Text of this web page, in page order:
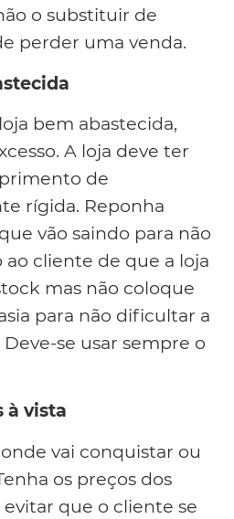
o substituir de
perder uma venda.
bem abastecida,
A loja deve ter
de
rígida. Reponha
vão saindo para não
ao cliente de que a loja
mas não coloque
para não dificultar a
se usar sempre o
à vista
vai conquistar ou
os preços dos
que o cliente se